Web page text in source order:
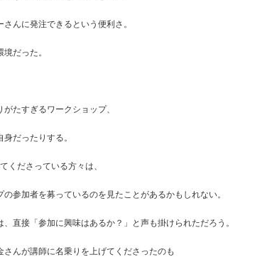
んに発注できるという便利さ。
だった。
たすぎるワークショップ、
だったりする。
くださっている方々は、
参加者を募っているのを見たことがあるかもしれない。
、直接「参加に興味はあるか？」と声も掛けられただろう。
さんが講師に名乗りを上げてくださったのも